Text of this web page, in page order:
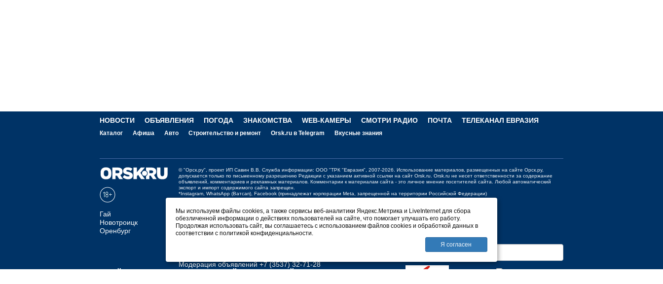
НОВОСТИ ОБЪЯВЛЕНИЯ ПОГОДА ЗНАКОМСТВА WEB-КАМЕРЫ СМОТРИ РАДИО ПОЧТА ТЕЛЕКАНАЛ ЕВРАЗИЯ
Каталог Афиша Авто Строительство и ремонт Orsk.ru в Telegram Вкусные знания
Гай
Новотроицк
Оренбург
©"Орск.ру" , проект ИП Савин В.В. Служба информации: ООО "ТРК "Евразия", 2007-2026. Использование материалов, размещенных на сайте Орск.ру,
допускается только по письменному разрешению Редакции с указанием активной ссылки на сайт Orsk.ru Orsk.ru не несет ответственности за содержание
объявлений, комментариев и рекламных материалов. Комментарии к материалам сайта - это личное мнение посетителей сайта. Любой автоматический
экспорт и импорт содержимого сайта запрещен.
*Instagram, WhatsApp (Ватсап), Facebook (принадлежат корпорации Meta, запрещенной на территории Российской Федерации)
Мобильная версия
СКАЧАТЬ РИНГТОН Orsk.ru
Модерация объявлений +7 (3537) 32-71-28
Мы используем файлы cookies, а также сервисы веб-аналитики Яндекс.Метрика и LiveInternet для сбора
обезличенной информации о действиях пользователей на сайте, что помогает улучшать его работу.
Продолжая использовать сайт, вы соглашаетесь с использованием файлов cookies и обработкой данных в
соответствии с политикой конфиденциальности.
Я согласен